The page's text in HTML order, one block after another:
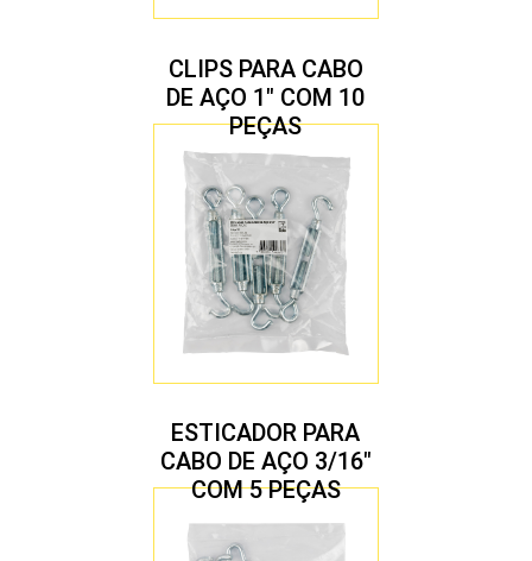
CLIPS PARA CABO
DE AÇO 1″ COM 10
PEÇAS
ESTICADOR PARA
CABO DE AÇO 3/16″
COM 5 PEÇAS